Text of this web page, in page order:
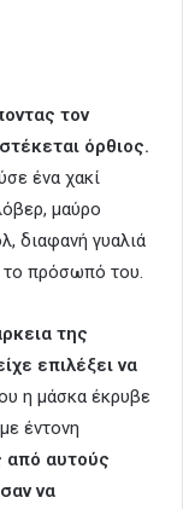
τον
όρθιος.
ένα χακί
μαύρο
διαφανή γυαλιά
το πρόσωπό του.
της
επιλέξει να
η μάσκα έκρυβε
έντονη
από αυτούς
να